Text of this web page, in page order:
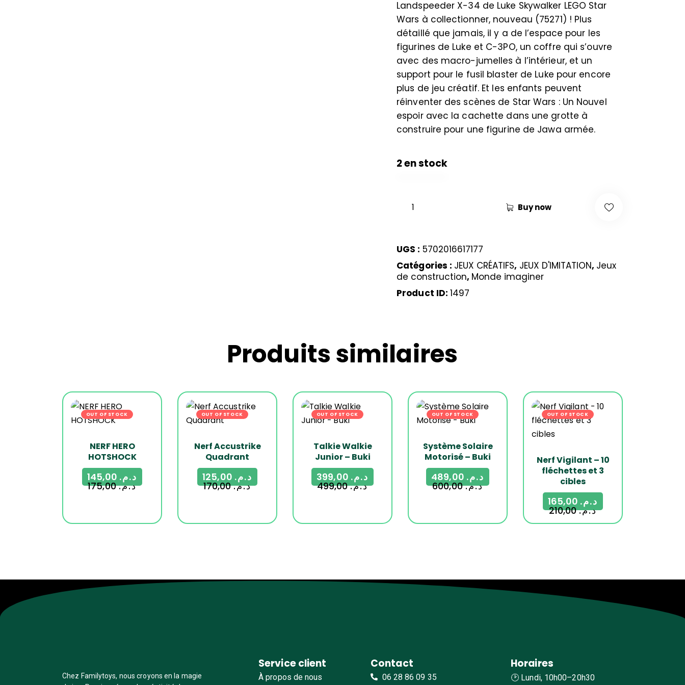
Landspeeder X-34 de Luke Skywalker LEGO Star
Wars à collectionner, nouveau (75271) ! Plus
détaillé que jamais, il y a de l’espace pour les
figurines de Luke et C-3PO, un coffre qui s’ouvre
avec des macro-jumelles à l’intérieur, et un
support pour le fusil blaster de Luke pour encore
plus de jeu créatif. Et les enfants peuvent
réinventer des scènes de Star Wars : Un Nouvel
espoir avec la cachette dans une grotte à
construire pour une figurine de Jawa armée.
2 en stock
Buy now
UGS : 5702016617177
Catégories : JEUX CRÉATIFS, JEUX D'IMITATION, Jeux
de construction, Monde imaginer
Product ID:1497
Produits similaires
OUT OF STOCK-17%
NERF HERO
HOTSHOCK
د.م.175,00
د.م.
OUT OF STOCK-26%
Nerf Accustrike
Quadrant
د.م.170,00
د.م.
OUT OF STOCK-20%
Talkie Walkie
Junior – Buki
د.م.499,00
د.م.
OUT OF STOCK-19%
Système Solaire
Motorisé – Buki
د.م.600,00
د.م.
OUT OF STOCK-21%
Nerf Vigilant – 10
fléchettes et 3
cibles
د.م.210,00
د.م.
Chez Familytoys, nous croyons en la magie
Service client
À propos de nous
Contact
06 28 86 09 35
Horaires
🕑 Lundi, 10h00–20h30